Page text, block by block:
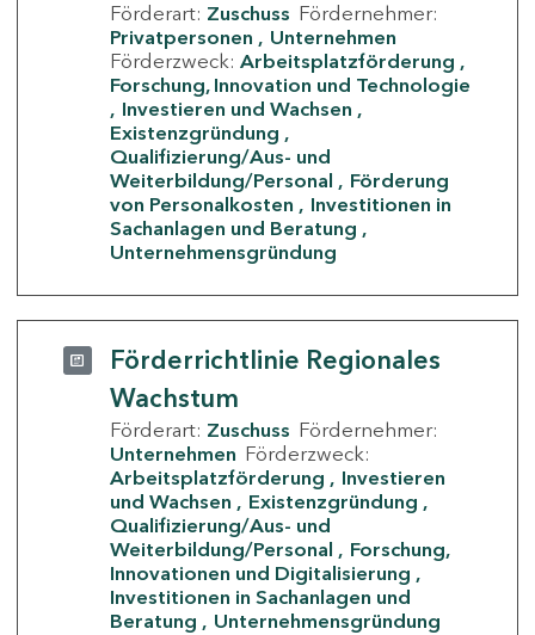
Förderart: Zuschuss Fördernehmer:
Privatpersonen
Unternehmen
Förderzweck: Arbeitsplatzförderung
Forschung, Innovation und Technologie
Investieren und Wachsen
Existenzgründung
Qualifizierung/Aus- und
Weiterbildung/Personal
Förderung
von Personalkosten
Investitionen in
Sachanlagen und Beratung
Unternehmensgründung
Förderrichtlinie Regionales
Wachstum
Förderart: Zuschuss Fördernehmer:
Unternehmen Förderzweck:
Arbeitsplatzförderung
Investieren
und Wachsen
Existenzgründung
Qualifizierung/Aus- und
Weiterbildung/Personal
Forschung,
Innovationen und Digitalisierung
Investitionen in Sachanlagen und
Beratung
Unternehmensgründung